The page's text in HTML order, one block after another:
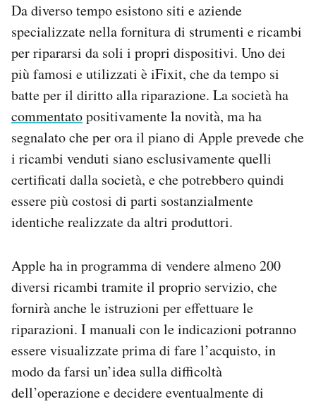
Da diverso tempo esistono siti e aziende
specializzate nella fornitura di strumenti e ricambi
per ripararsi da soli i propri dispositivi. Uno dei
più famosi e utilizzati è iFixit, che da tempo si
batte per il diritto alla riparazione. La società ha
commentatopositivamente la novità, ma ha
segnalato che per ora il piano di Apple prevede che
i ricambi venduti siano esclusivamente quelli
certificati dalla società, e che potrebbero quindi
essere più costosi di parti sostanzialmente
identiche realizzate da altri produttori.
Apple ha in programma di vendere almeno 200
diversi ricambi tramite il proprio servizio, che
fornirà anche le istruzioni per effettuare le
riparazioni. I manuali con le indicazioni potranno
essere visualizzate prima di fare l’acquisto, in
modo da farsi un’idea sulla difficoltà
dell’operazione e decidere eventualmente di